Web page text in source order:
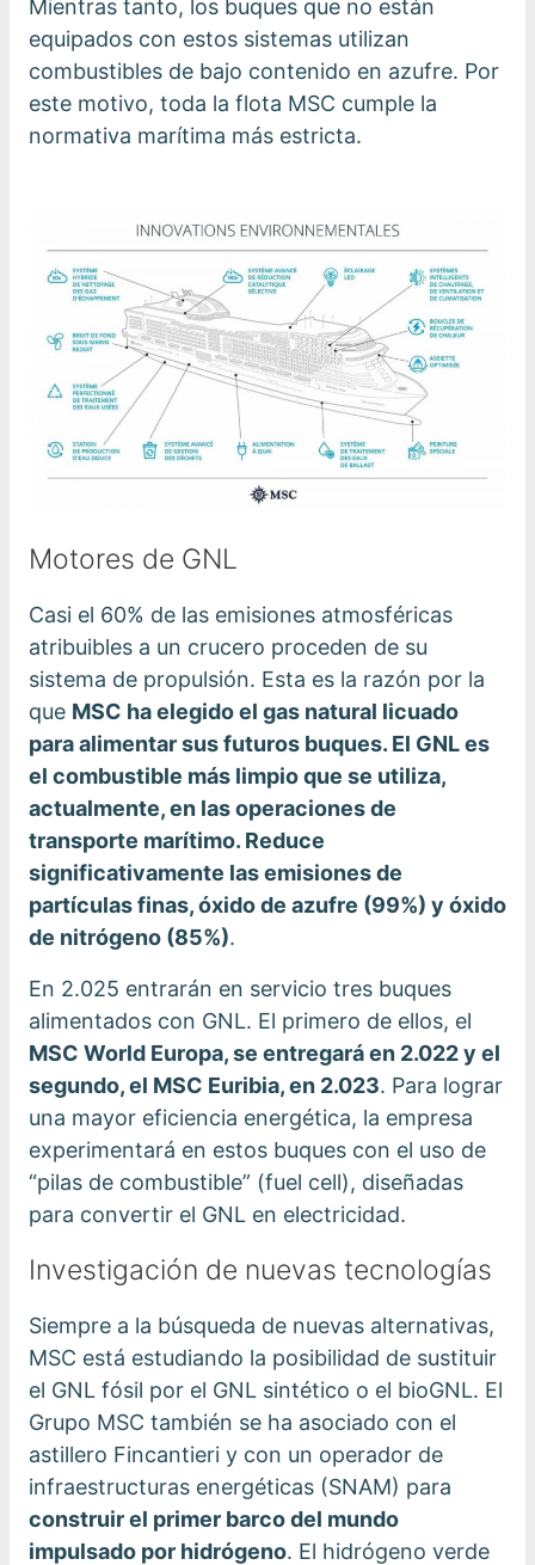
Mientras tanto, los buques que no están
equipados con estos sistemas utilizan
combustibles de bajo contenido en azufre. Por
este motivo, toda la flota MSC cumple la
normativa marítima más estricta.
Motores de GNL
Casi el 60% de las emisiones atmosféricas
atribuibles a un crucero proceden de su
sistema de propulsión. Esta es la razón por la
que MSC ha elegido el gas natural licuado
para alimentar sus futuros buques. El GNL es
el combustible más limpio que se utiliza,
actualmente, en las operaciones de
transporte marítimo. Reduce
significativamente las emisiones de
partículas finas, óxido de azufre (99%) y óxido
de nitrógeno (85%).
En 2.025 entrarán en servicio tres buques
alimentados con GNL. El primero de ellos, el
MSC World Europa, se entregará en 2.022 y el
segundo, el MSC Euribia, en 2.023. Para lograr
una mayor eficiencia energética, la empresa
experimentará en estos buques con el uso de
“pilas de combustible” (fuel cell), diseñadas
para convertir el GNL en electricidad.
Investigación de nuevas tecnologías
Siempre a la búsqueda de nuevas alternativas,
MSC está estudiando la posibilidad de sustituir
el GNL fósil por el GNL sintético o el bioGNL. El
Grupo MSC también se ha asociado con el
astillero Fincantieri y con un operador de
infraestructuras energéticas (SNAM) para
construir el primer barco del mundo
impulsado por hidrógeno. El hidrógeno verde